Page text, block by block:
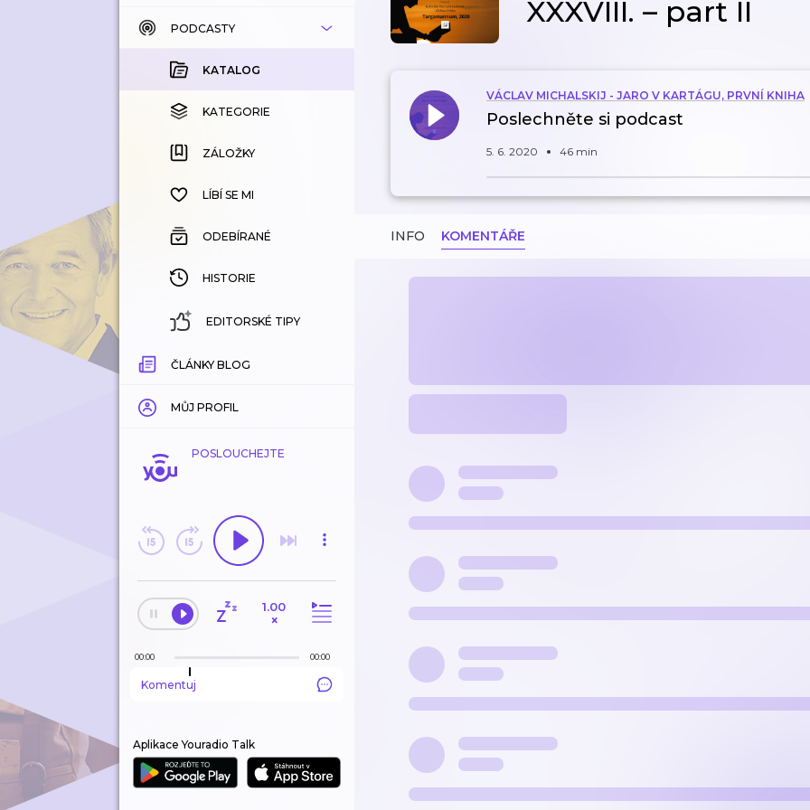
KATALOG
KOUPENÉ
KATEGORIE
ZÁLOŽKY
HISTORIE
PODCASTY
KATALOG
KATEGORIE
ZÁLOŽKY
LÍBÍ SE MI
ODEBÍRANÉ
HISTORIE
EDITORSKÉ TIPY
ČLÁNKY BLOG
MŮJ PROFIL
POSLOUCHEJTE
1.00
×
00:00 00:00
Komentuj
Aplikace Youradio Talk
XXXVIII. – part II
VÁCLAV MICHALSKIJ - JARO V KARTÁGU, PRVNÍ KNIHA
Poslechněte si podcast
5. 6. 2020 46 min
INFO KOMENTÁŘE